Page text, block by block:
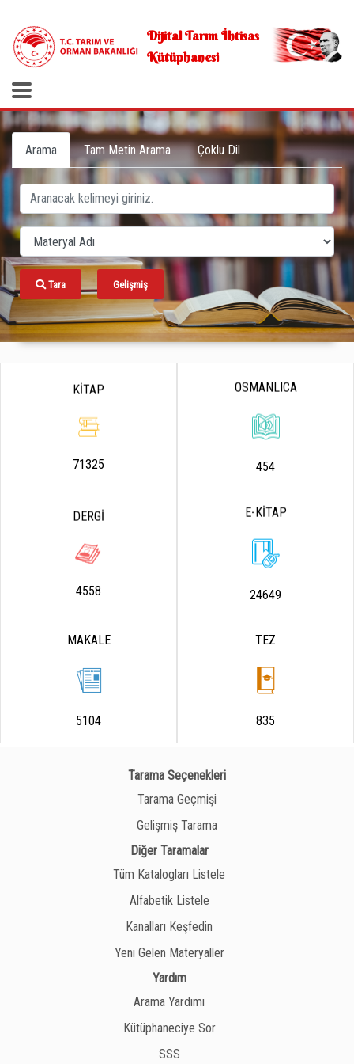
Dijital Tarım İhtisas
Kütüphanesi
Arama Tam Metin Arama Çoklu Dil
Tara Gelişmiş
KİTAP
71325
OSMANLICA
454
DERGİ
4558
E-KİTAP
24649
MAKALE
5104
TEZ
835
Tarama Seçenekleri
Tarama Geçmişi
Gelişmiş Tarama
Diğer Taramalar
Tüm Katalogları Listele
Alfabetik Listele
Kanalları Keşfedin
Yeni Gelen Materyaller
Yardım
Arama Yardımı
Kütüphaneciye Sor
SSS